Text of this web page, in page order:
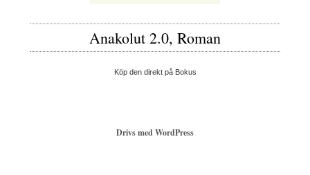
Anakolut 2.0, Roman
Köp den direkt på Bokus
Drivs med WordPress